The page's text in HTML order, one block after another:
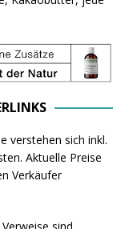
verstehen sich inkl.
Aktuelle Preise
Verkäufer